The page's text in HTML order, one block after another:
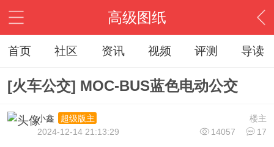
高级图纸
首页 社区 资讯 视频 评测 导读
[火车公交] MOC-BUS蓝色电动公交
楼主
小鑫
超级版主
14057
17
2024-12-14 21:13:29